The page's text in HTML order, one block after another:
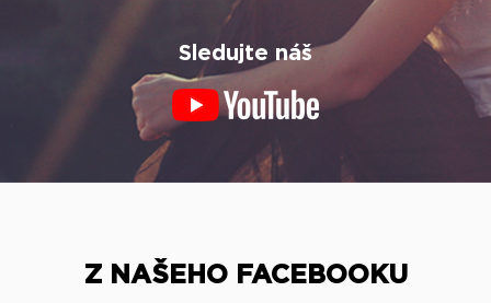
Sledujte náš
Z NAŠEHO FACEBOOKU